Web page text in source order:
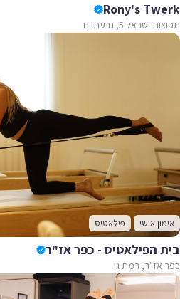
Rony's Twerk
תפוצות ישראל 5, גבעתיים
אימון אישי פילאטיס
בית הפילאטיס - כפר אז"ר
כפר אז"ר, רמת גן